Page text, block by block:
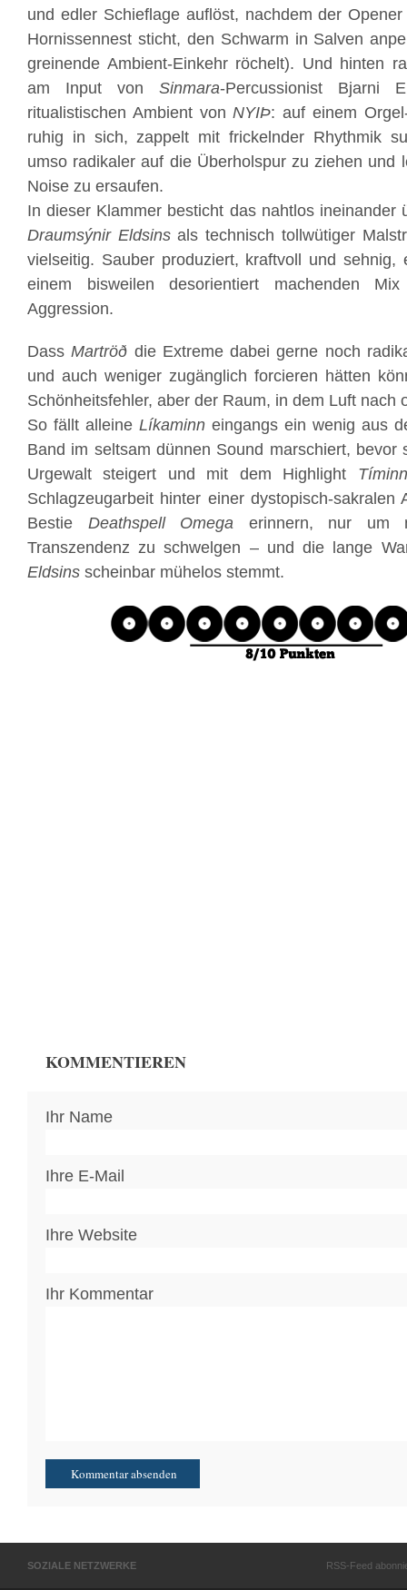
und edler Schieflage auflöst, nachdem der
Hornissennest sticht, den Schwarm in Salven
greinende Ambient-Einkehr röchelt). Und hinten
am Input von Sinmara-Percussionist Bjarni
ritualistischen Ambient vonNYIÞ: auf einem
ruhig in sich, zappelt mit frickelnder Rhythmik
umso radikaler auf die Überholspur zu ziehen und
Noise zu ersaufen.
In dieser Klammer besticht das nahtlos ineinander
Draumsýnir Eldsinsals technisch tollwütiger
vielseitig. Sauber produziert, kraftvoll und sehnig,
einem bisweilen desorientiert machenden
Aggression.
DassMartröð die Extreme dabei gerne noch
und auch weniger zugänglich forcieren hätten
Schönheitsfehler, aber der Raum, in dem Luft nach
So fällt alleine Líkaminn eingangs ein wenig aus
Band im seltsam dünnen Sound marschiert, bevor
Urgewalt steigert und mit dem Highlight
Schlagzeugarbeit hinter einer dystopisch-sakralen
Bestie Deathspell Omega erinnern, nur um
Transzendenz zu schwelgen – und die lange
Eldsins scheinbar mühelos stemmt.
KOMMENTIEREN
Ihr Name
Ihre E-Mail
Ihre Website
Ihr Kommentar
SOZIALE NETZWERKE RSS-Feed